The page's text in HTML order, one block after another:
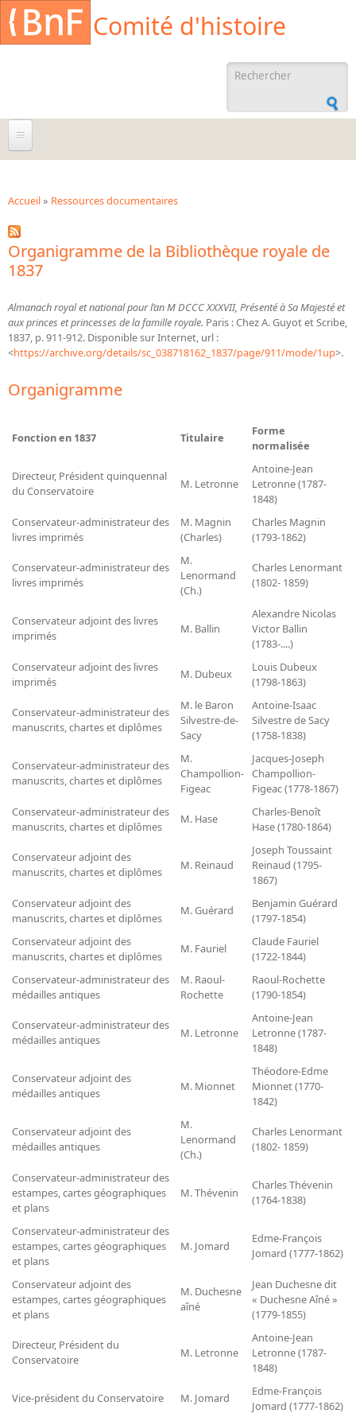
Aller au contenu principal
Comité d'histoire
recherche
À propos
Agenda
Archives administratives
Bibliographies
Bibliographie sur la BnF
France
Dictionnaire BnF : recherche avancée
Dictionnaire BnF : index
Dictionnaire des fonds spéciaux et des principales collections et
provenances
Recherche de fonds, collections et provenances
L'histoire de la BnF en objets
Organigrammes de la bibliothèque
Rapports d'activité de la Bibliothèque
Répertoire
Répertoire des catalogues d'expositions
Répertoire des manuscrits du XXe siècle
Publications
Ouvrages et documents sur la BnF numérisés dans Gallica
Directeurs de la Bibliothèque nationale du XIVe siècle à nos jours
Listes et biographies des directeurs de départements
Implantations de la Bibliothèque nationale de France
Le fil de l'histoire (frise chonologique)
La Bibliothèque nationale de France à livre ouvert
Richelieu, Bibliothèques - Musée - Galeries
Dépôt de la Commission de récupération artistique
Appel à chercheurs : bourse Comité d’histoire de la BnF
Appel à projets
Recherche de sujets de recherche
Faire une suggestion de recherche
Fournir un témoignage et/ou un document
Vous êtes ici
Accueil» Ressources documentaires
Organigramme de la Bibliothèque royale de
1837
Almanach royal et national pour l’an M DCCC XXXVII, Présenté à Sa Majesté et
aux princes et princesses de la famille royale. Paris : Chez A. Guyot et Scribe,
1837, p. 911-912. Disponible sur Internet, url :
<https://archive.org/details/sc_038718162_1837/page/911/mode/1up>.
Organigramme
Fonction en 1837 Titulaire
Forme
normalisée
Directeur, Président quinquennal
du Conservatoire
M. Letronne
Antoine-Jean
Letronne (1787-
1848)
Conservateur-administrateur des
livres imprimés
M. Magnin
(Charles)
Charles Magnin
(1793-1862)
Conservateur-administrateur des
livres imprimés
M.
Lenormand
(Ch.)
Charles Lenormant
(1802- 1859)
Conservateur adjoint des livres
imprimés
M. Ballin
Alexandre Nicolas
Victor Ballin
(1783-....)
Conservateur adjoint des livres
imprimés
M. Dubeux
Louis Dubeux
(1798-1863)
Conservateur-administrateur des
manuscrits, chartes et diplômes
M. le Baron
Silvestre-de-
Sacy
Antoine-Isaac
Silvestre de Sacy
(1758-1838)
Conservateur-administrateur des
manuscrits, chartes et diplômes
M.
Champollion-
Figeac
Jacques-Joseph
Champollion-
Figeac (1778-1867)
Conservateur-administrateur des
manuscrits, chartes et diplômes
M. Hase
Charles-Benoît
Hase (1780-1864)
Conservateur adjoint des
manuscrits, chartes et diplômes
M. Reinaud
Joseph Toussaint
Reinaud (1795-
1867)
Conservateur adjoint des
manuscrits, chartes et diplômes
M. Guérard
Benjamin Guérard
(1797-1854)
Conservateur adjoint des
manuscrits, chartes et diplômes
M. Fauriel
Claude Fauriel
(1722-1844)
Conservateur-administrateur des
médailles antiques
M. Raoul-
Rochette
Raoul-Rochette
(1790-1854)
Conservateur-administrateur des
médailles antiques
M. Letronne
Antoine-Jean
Letronne (1787-
1848)
Conservateur adjoint des
médailles antiques
M. Mionnet
Théodore-Edme
Mionnet (1770-
1842)
Conservateur adjoint des
médailles antiques
M.
Lenormand
(Ch.)
Charles Lenormant
(1802- 1859)
Conservateur-administrateur des
estampes, cartes géographiques
et plans
M. Thévenin
Charles Thévenin
(1764-1838)
Conservateur-administrateur des
estampes, cartes géographiques
et plans
M. Jomard
Edme-François
Jomard (1777-1862)
Conservateur adjoint des
estampes, cartes géographiques
et plans
M. Duchesne
aîné
Jean Duchesne dit
« Duchesne Aîné »
(1779-1855)
Directeur, Président du
Conservatoire
M. Letronne
Antoine-Jean
Letronne (1787-
1848)
Vice-président du Conservatoire M. Jomard
Edme-François
Jomard (1777-1862)
Cookies management panel